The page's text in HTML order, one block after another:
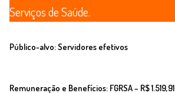
Serviços de Saúde.
Público-alvo:Servidores efetivos
Remuneração e Benefícios: FGRSA – R$ 1.519,91